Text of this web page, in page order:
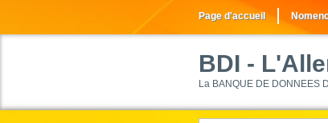
Page d'accueil
BDI -
La BANQUE DE DONNEES